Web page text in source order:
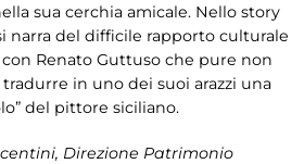
sua cerchia amicale. Nello story
narra del difficile rapporto culturale
Renato Guttuso che pure non
in uno dei suoi arazzi una
del pittore siciliano.
Direzione Patrimonio